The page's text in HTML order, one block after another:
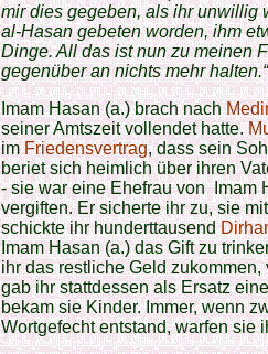
mir dies gegeben, als ihr unwillig
al-Hasan gebeten worden, ihm
Dinge. All das ist nun zu meinen
gegenüber an nichts mehr halten.“
Imam Hasan (a.) brach nach
seiner Amtszeit vollendet hatte.
imFriedensvertrag, dass sein
beriet sich heimlich über ihren
- sie war eine Ehefrau von Imam
vergiften. Er sicherte ihr zu, sie
schickte ihr hunderttausend
Imam Hasan (a.) das Gift zu
ihr das restliche Geld
gab ihr stattdessen als Ersatz
bekam sie Kinder. Immer, wenn
Wortgefecht entstand, warfen sie